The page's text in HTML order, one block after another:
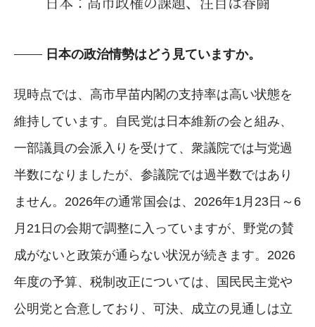
日本の政治情勢はどう見ていますか。
現時点では、高市早苗内閣の支持率は高い状態を
維持しています。自民党は日本維新の会と組み、
一部議員の会派入りを受けて、衆議院では与党過
半数になりましたが、参議院では過半数ではあり
ません。2026年の通常国会は、2026年1月23日～6
月21日の会期で調整に入っていますが、野党の賛
成がないと政策が通らない状況が続きます。2026
年度の予算、税制改正については、国民民主党や
公明党と合意しており、可決、成立の見通しは立